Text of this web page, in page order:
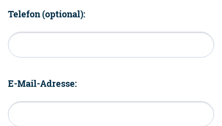
Telefon (optional):
E-Mail-Adresse: